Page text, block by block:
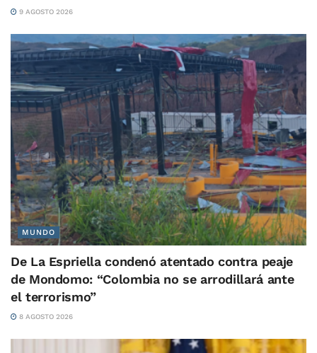
9 AGOSTO 2026
MUNDO
De La Espriella condenó atentado contra peaje
de Mondomo: “Colombia no se arrodillará ante
el terrorismo”
8 AGOSTO 2026